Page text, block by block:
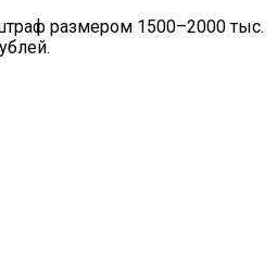
размером 1500–2000 тыс.